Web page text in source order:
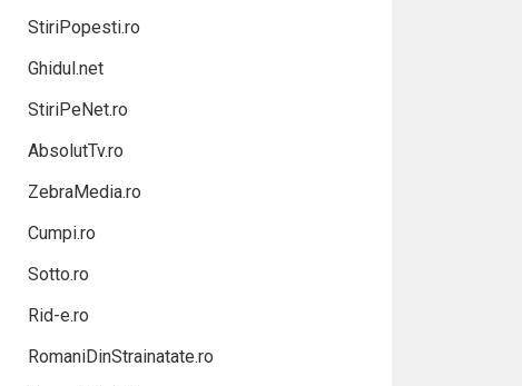
StiriPopesti.ro
Ghidul.net
StiriPeNet.ro
AbsolutTv.ro
ZebraMedia.ro
Cumpi.ro
Sotto.ro
Rid-e.ro
RomaniDinStrainatate.ro